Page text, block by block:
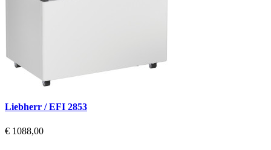
Liebherr / EFI 2853
€ 1088,00